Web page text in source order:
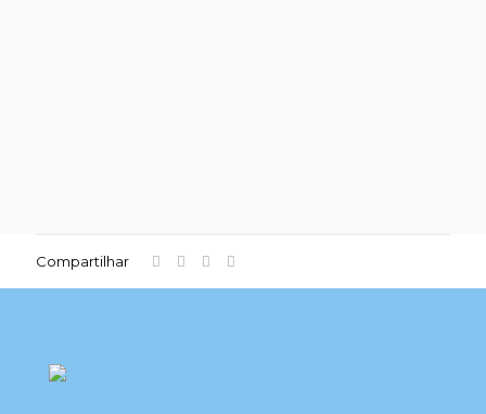
Compartilhar